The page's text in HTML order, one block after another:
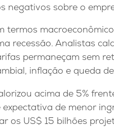
negativos sobre o
termos
recessão. Analistas
permaneçam sem
inflação e queda
acima de 5%
de menor
os US$ 15 bilhões